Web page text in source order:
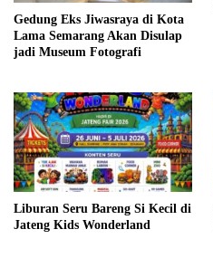
Gedung Eks Jiwasraya di Kota
Lama Semarang Akan Disulap
jadi Museum Fotografi
Liburan Seru Bareng Si Kecil di
Jateng Kids Wonderland